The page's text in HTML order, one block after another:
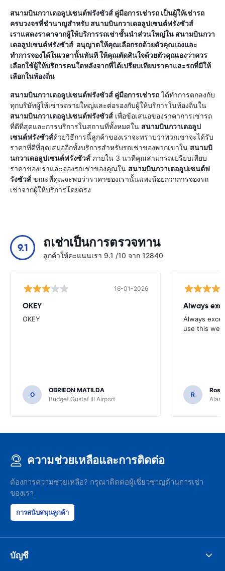
สนามบินกวาเดอลูปเซนต์ฟรังซัวส์ คู่มือการเช่ารถ เป็นผู้ให้เช่ารถ
ครบวงจรที่ชำนาญสำหรับ สนามบินกวาเดอลูปเซนต์ฟรังซัวส์
เราแสดงราคาจากผู้ให้บริการรถเช่าชั้นนำส่วนใหญ่ใน สนามบินกวา
เดอลูปเซนต์ฟรังซัวส์ อนุญาตให้คุณเลือกรถด้วยตัวคุณเองและ
ทำการจองได้ในเวลานั้นทันที ให้คุณตัดสินใจด้วยตัวคุณเองว่าควร
เลือกใช้ผู้ให้บริการคนใดหลังจากที่ได้เปรียบเทียบราคาและรถที่มีให้
เลือกในท้องถิ่น
สนามบินกวาเดอลูปเซนต์ฟรังซัวส์ คู่มือการเช่ารถได้ทำการตกลงกับ
ทุกบริษัทผู้ให้เช่ารถรายใหญ่และต่อรองกับผู้ให้บริการในท้องถิ่นใน
สนามบินกวาเดอลูปเซนต์ฟรังซัวส์ เพื่อข้อเสนอของราคาการเช่ารถ
ที่ดีที่สุดและการบริการในสถานที่ทั้งหมดใน สนามบินกวาเดอลูป
เซนต์ฟรังซัวส์ด้วยวิธีการนี้ลูกค้าของเราจะทราบว่าพวกเขาจะได้รับ
ราคาที่ดีที่สุดเสมออีกทั้งบริการสำหรับรถเช่าของพวกเขาใน สนามบิ
นกวาเดอลูปเซนต์ฟรังซัวส์ ภายใน 3 นาทีคุณสามารถเปรียบเทียบ
ราคาของเราและจองรถเช่าของคุณใน สนามบินกวาเดอลูปเซนต์ฟ
รังซัวส์ ขณะที่คุณจะพบว่าราคาของเรานั้นแพงน้อยกว่าการจองรถ
เช่าจากผู้ให้บริการโดยตรง
9.1 ถเช่าเป็นการตรวจทาน
ลูกค้าให้คะแนนเรา 9.1 /10 จาก 12840
16-01-2026
OKEY
OKEY
O
OBRIEON MATILDA
Budget Gustaf III Airport
Always
Always
use this
R
ความช่วยเหลือและการติดต่อ
ต้องการความช่วยเหลือ? กรุณาติดต่อผู้เชี่ยวชาญด้านการเช่า
ของเรา
การสนับสนุนลูกค้า
บัญชี